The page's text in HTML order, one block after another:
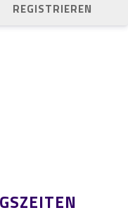
REGISTRIEREN